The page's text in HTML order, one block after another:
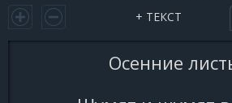
+ ТЕКСТ
Осенние